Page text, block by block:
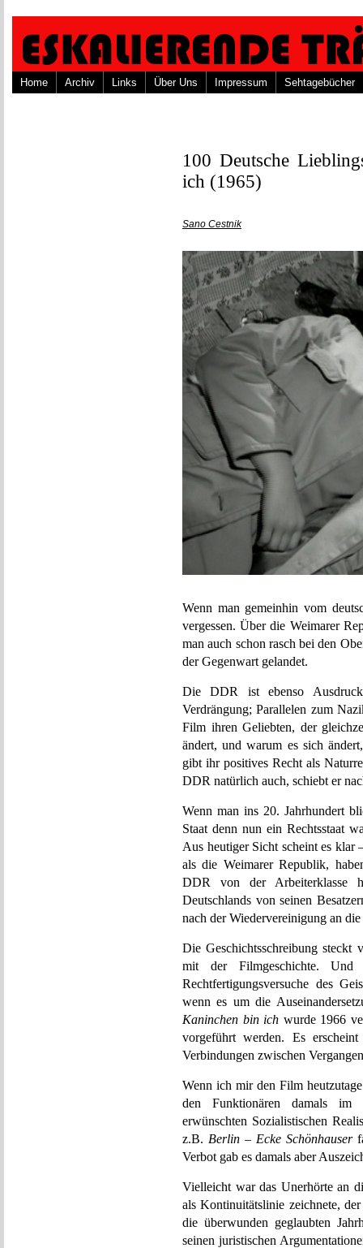
Home Archiv Links Über Uns Impressum Sehtagebücher
100 Deutsche
ich (1965)
Sano Cestnik
Wenn man gemeinhin vom
vergessen. Über die Weimarer
man auch schon rasch bei den
der Gegenwart gelandet.
Die DDR ist ebenso Ausdruck
Verdrängung; Parallelen zum
Film ihren Geliebten, der
ändert, und warum es sich
gibt ihr positives Recht als
DDR natürlich auch, schiebt er
Wenn man ins 20. Jahrhundert
Staat denn nun ein Rechtsstaat
Aus heutiger Sicht scheint es klar
als die Weimarer Republik,
DDR von der Arbeiterklasse
Deutschlands von seinen
nach der Wiedervereinigung an
Die Geschichtsschreibung
mit der Filmgeschichte. Und
Rechtfertigungsversuche des
wenn es um die
Kaninchen bin ich wurde 1966
vorgeführt werden. Es
Verbindungen zwischen
Wenn ich mir den Film
den Funktionären damals im
erwünschten Sozialistischen
z.B. Berlin – Ecke Schönhauser
Verbot gab es damals aber
Vielleicht war das Unerhörte an
als Kontinuitätslinie zeichnete,
die überwunden geglaubten
seinen juristischen